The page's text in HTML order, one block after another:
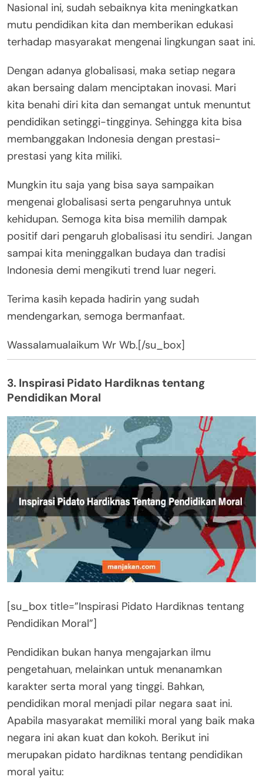
Nasional ini, sudah sebaiknya kita meningkatkan
mutu pendidikan kita dan memberikan edukasi
terhadap masyarakat mengenai lingkungan saat ini.
Dengan adanya globalisasi, maka setiap negara
akan bersaing dalam menciptakan inovasi. Mari
kita benahi diri kita dan semangat untuk menuntut
pendidikan setinggi-tingginya. Sehingga kita bisa
membanggakan Indonesia dengan prestasi-
prestasi yang kita miliki.
Mungkin itu saja yang bisa saya sampaikan
mengenai globalisasi serta pengaruhnya untuk
kehidupan. Semoga kita bisa memilih dampak
positif dari pengaruh globalisasi itu sendiri. Jangan
sampai kita meninggalkan budaya dan tradisi
Indonesia demi mengikuti trend luar negeri.
Terima kasih kepada hadirin yang sudah
mendengarkan, semoga bermanfaat.
Wassalamualaikum Wr Wb.[/su_box]
3. Inspirasi Pidato Hardiknas tentang
Pendidikan Moral
[su_box title=”Inspirasi Pidato Hardiknas tentang
Pendidikan Moral”]
Pendidikan bukan hanya mengajarkan ilmu
pengetahuan, melainkan untuk menanamkan
karakter serta moral yang tinggi. Bahkan,
pendidikan moral menjadi pilar negara saat ini.
Apabila masyarakat memiliki moral yang baik maka
negara ini akan kuat dan kokoh. Berikut ini
merupakan pidato hardiknas tentang pendidikan
moral yaitu: